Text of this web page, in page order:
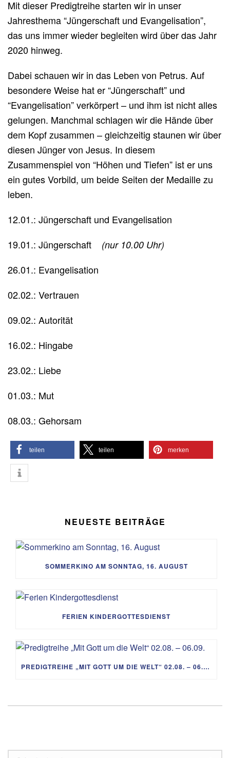
Mit dieser Predigtreihe starten wir in unser
Jahresthema “Jüngerschaft und Evangelisation”,
das uns immer wieder begleiten wird über das Jahr
2020 hinweg.
Dabei schauen wir in das Leben von Petrus. Auf
besondere Weise hat er “Jüngerschaft” und
“Evangelisation” verkörpert – und ihm ist nicht alles
gelungen. Manchmal schlagen wir die Hände über
dem Kopf zusammen – gleichzeitig staunen wir über
diesen Jünger von Jesus. In diesem
Zusammenspiel von “Höhen und Tiefen” ist er uns
ein gutes Vorbild, um beide Seiten der Medaille zu
leben.
12.01.: Jüngerschaft und Evangelisation
19.01.: Jüngerschaft (nur 10.00 Uhr)
26.01.: Evangelisation
02.02.: Vertrauen
09.02.: Autorität
16.02.: Hingabe
23.02.: Liebe
01.03.: Mut
08.03.: Gehorsam
teilen teilen merken
NEUESTE BEITRÄGE
SOMMERKINO AM SONNTAG, 16. AUGUST
FERIEN KINDERGOTTESDIENST
PREDIGTREIHE „MIT GOTT UM DIE WELT“ 02.08. – 06.09.